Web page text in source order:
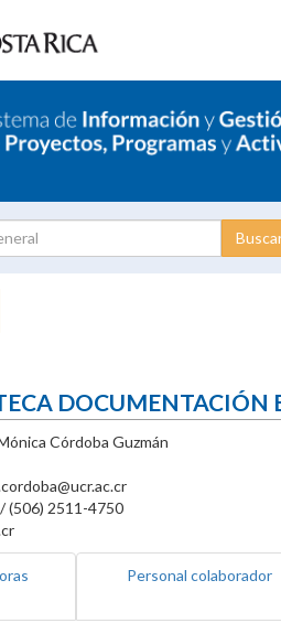
DOCUMENTACIÓN
Córdoba Guzmán
(506) 2511-4750
Personal colaborador